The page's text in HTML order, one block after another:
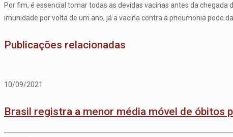
Por fim, é essencial tomar todas as devidas vacinas antes da
imunidade por volta de um ano, já a vacina contra a pneumonia pode
Publicações relacionadas
10/09/2021
Brasil registra a menor média móvel de óbitos